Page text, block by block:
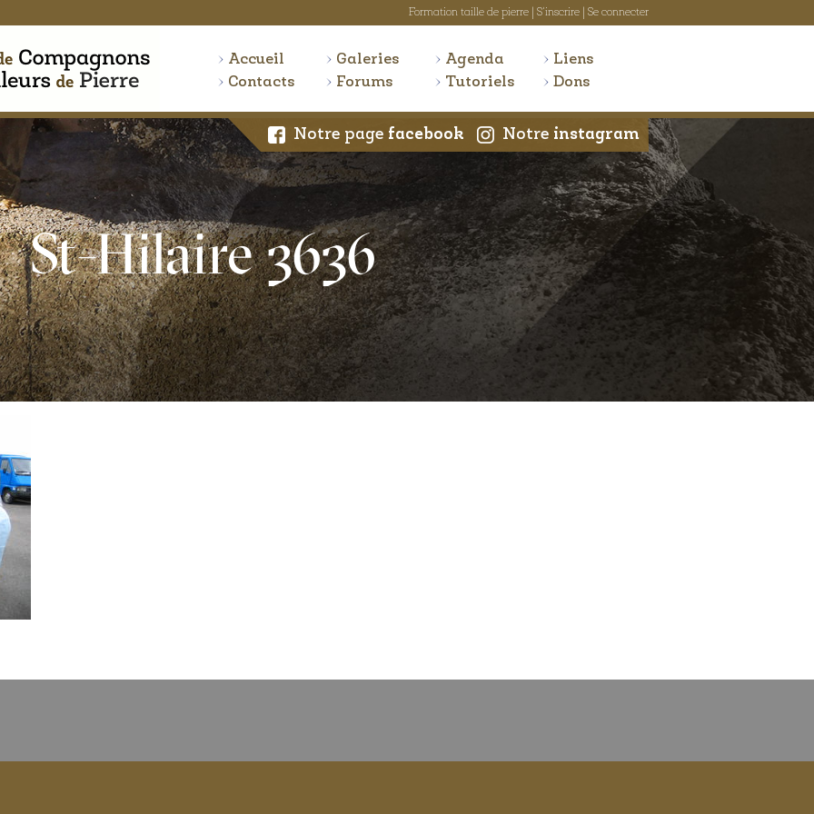
Formation taille de pierre S'inscrire Se connecter
Accueil Galeries Agenda
Liens
Contacts
Forums Tutoriels Dons
Notre page facebook Notre instagram
St-Hilaire 3636